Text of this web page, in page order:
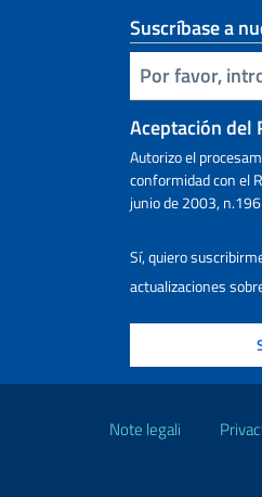
Suscríbase a
Inserta tu correo electronico
Aceptación del
Autorizo ​​el
conformidad con el
junio de 2003, n.196
Sí, quiero
actualizaciones
Enlaces
Note legali